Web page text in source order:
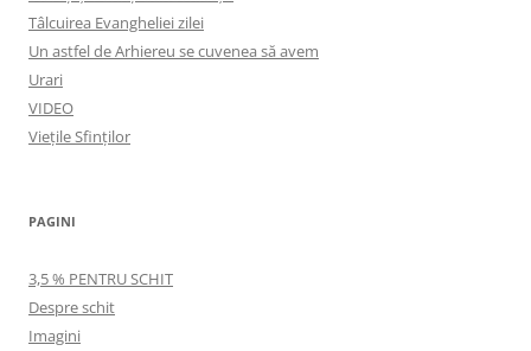
Tâlcuirea Evangheliei zilei
Un astfel de Arhiereu se cuvenea să avem
Urari
VIDEO
Viețile Sfinților
PAGINI
3,5 % PENTRU SCHIT
Despre schit
Imagini